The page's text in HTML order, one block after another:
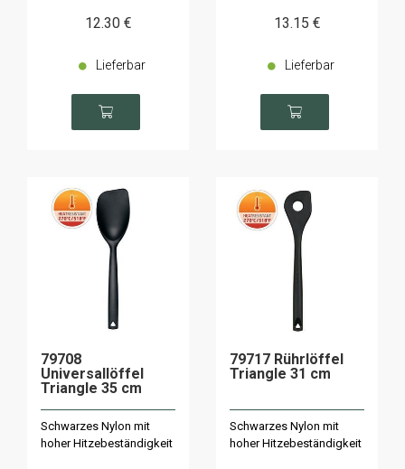
12.30 €
Lieferbar
13.15 €
Lieferbar
79708
Universallöffel
Triangle 35 cm
Schwarzes Nylon mit
hoher Hitzebeständigkeit
79717 Rührlöffel
Triangle 31 cm
Schwarzes Nylon mit
hoher Hitzebeständigkeit